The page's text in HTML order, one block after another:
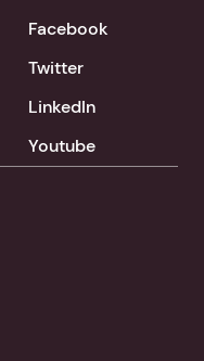
Facebook
Twitter
LinkedIn
Youtube